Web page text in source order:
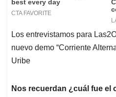
Los entrevistamos para
nuevo demo “Corriente
Uribe
Nos recuerdan ¿cuál fue el